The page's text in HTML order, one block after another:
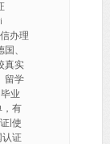
办理
、
真实
留学
业
有
|使
认证